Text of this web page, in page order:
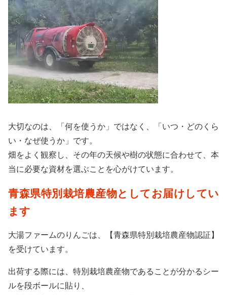
大切なのは、「何を使うか」ではなく、「いつ・どのくら
い・なぜ使うか」です。
畑をよく観察し、その年の天候や樹の状態に合わせて、本
当に必要な資材を選ぶことを心がけています。
青森県特別栽培農産物としてお届けしてい
ます
大湯ファームのりんごは、【青森県特別栽培農産物認証】
を受けています。
出荷する際には、特別栽培農産物であることが分かるシー
ルを段ボールに貼り、